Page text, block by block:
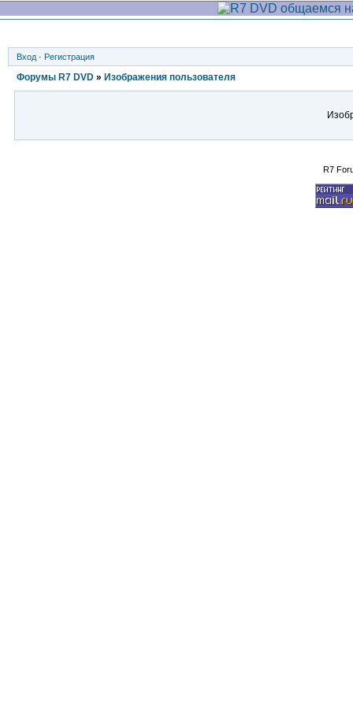
Вход · Регистрация
Форумы R7 DVD » Изображения пользователя
R7